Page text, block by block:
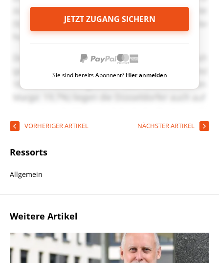
JETZT ZUGANG SICHERN
Sie sind bereits Abonnent? Hier anmelden
VORHERIGER ARTIKEL NÄCHSTER ARTIKEL
Ressorts
Allgemein
Weitere Artikel